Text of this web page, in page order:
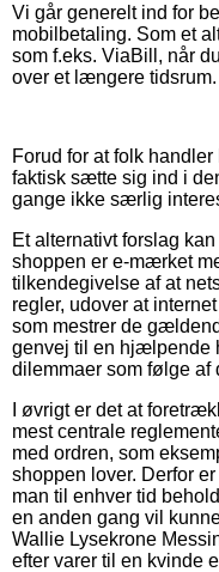
Vi går generelt ind for
mobilbetaling. Som et
som f.eks. ViaBill, når
over et længere tidsrum.
Forud for at folk
faktisk sætte sig ind i
gange ikke særlig
Et alternativt forslag
shoppen er e-mærket
tilkendegivelse af at
regler, udover at
som mestrer de
genvej til en hjælpende
dilemmaer som følge af
I øvrigt er det at
mest centrale
med ordren, som
shoppen lover. Derfor
man til enhver tid
en anden gang vil
Wallie Lysekrone
efter varer til en kvinde